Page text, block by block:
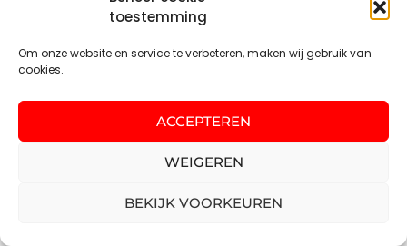
toestemming
Om onze website en service te verbeteren, maken wij gebruik van
cookies.
ACCEPTEREN
WEIGEREN
BEKIJK VOORKEUREN